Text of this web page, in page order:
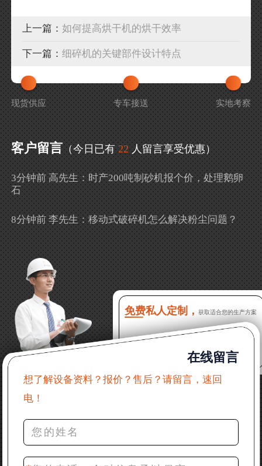
上一篇：如何提高烘干机的烘干效率
下一篇：细碎机的关键部件设计特点
现货供应 专车接送 实地考察
客户留言 （今日已有 22 人留言享受优惠）
3分钟前 高先生：时产200吨制砂机报个价，处理鹅卵
石
8分钟前 李先生：移动式破碎机怎么解决粉尘问题？
吗？
16分钟前 程先生：破碎生产线出个方案及报价，有什
么售后服务？
22分钟前 郑女士：想了解时产500吨锤破，加工石灰石
31分钟前 吴先生：成套石头破碎设备有吗？给个详细
产品资料
36分钟前 罗先生：每小时100吨左右的鄂破和反击破，
42分钟前 梁先生：膨润土磨到200目，用什么磨粉设
备？
免费私人定制， 获取适合您的生产方案
在线留言
想了解设备资料？报价？售后？请留言，速回
电！